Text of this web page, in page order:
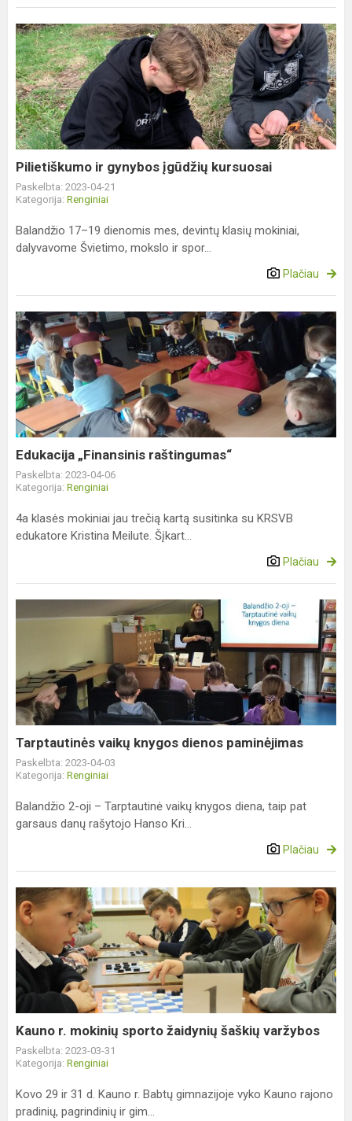
Pilietiškumo
ir
gynybos
įgūdžių
kursuosai
Pilietiškumo ir gynybos įgūdžių kursuosai
Paskelbta: 2023-04-21
Kategorija: Renginiai
Balandžio 17–19 dienomis mes, devintų klasių mokiniai,
dalyvavome Švietimo, mokslo ir spor...
Plačiau
Edukacija
„Finansinis
raštingumas“
Edukacija „Finansinis raštingumas“
Paskelbta: 2023-04-06
Kategorija: Renginiai
4a klasės mokiniai jau trečią kartą susitinka su KRSVB
edukatore Kristina Meilute. Šįkart...
Plačiau
paminėjimas
Tarptautinės vaikų knygos dienos paminėjimas
Paskelbta: 2023-04-03
Kategorija: Renginiai
Balandžio 2-oji – Tarptautinė vaikų knygos diena, taip pat
garsaus danų rašytojo Hanso Kri...
Plačiau
Kauno
r.
mokinių
sporto
žaidynių
šaškių
Kauno r. mokinių sporto žaidynių šaškių varžybos
Paskelbta: 2023-03-31
Kategorija: Renginiai
Kovo 29 ir 31 d. Kauno r. Babtų gimnazijoje vyko Kauno rajono
pradinių, pagrindinių ir gim...